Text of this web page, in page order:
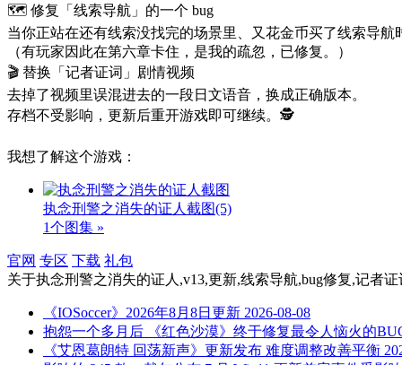
🗺️ 修复「线索导航」的一个 bug
当你正站在还有线索没找完的场景里、又花金币买了线索导
（有玩家因此在第六章卡住，是我的疏忽，已修复。）
🎬 替换「记者证词」剧情视频
去掉了视频里误混进去的一段日文语音，换成正确版本。
存档不受影响，更新后重开游戏即可继续。🕵️
我想了解这个游戏：
执念刑警之消失的证人截图(5)
1个图集 »
官网 专区 下载 礼包
关于执念刑警之消失的证人,v13,更新,线索导航,bug修复,记者
《IOSoccer》2026年8月8日更新 2026-08-08
抱怨一个多月后 《红色沙漠》终于修复最令人恼火的
《艾恩葛朗特 回荡新声》更新发布 难度调整改善平衡